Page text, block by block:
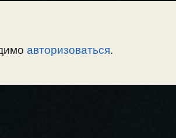
авторизоваться.